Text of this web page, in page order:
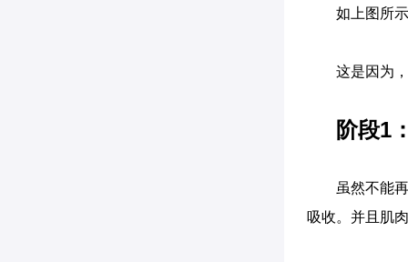
如上图所
这是因为
阶段1
虽然不能
吸收。并且肌